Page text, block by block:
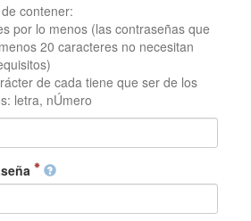
contener:
por lo menos (las contraseñas que
20 caracteres no necesitan
de cada tiene que ser de los
letra, nÚmero